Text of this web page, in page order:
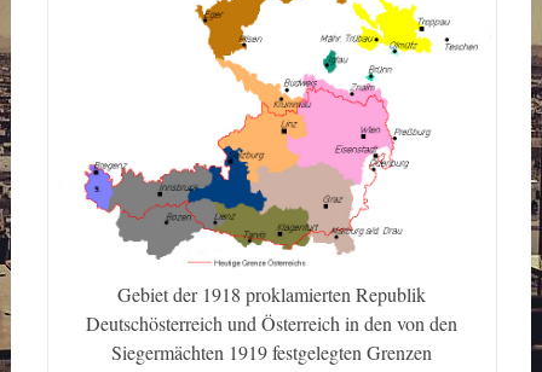
Gebiet der 1918 proklamierten Republik
Deutschösterreich und Österreich in den von den
Siegermächten 1919 festgelegten Grenzen